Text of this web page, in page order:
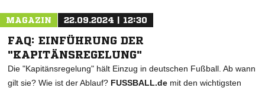
MAGAZIN 22.09.2024 | 12:30
FAQ: EINFÜHRUNG DER
"KAPITÄNSREGELUNG"
Die "Kapitänsregelung" hält Einzug in deutschen Fußball. Ab wann
gilt sie? Wie ist der Ablauf? FUSSBALL.de mit den wichtigsten